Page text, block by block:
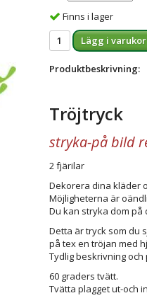
Finns i lager
Lägg i
Produktbeskrivning:
Tröjtryck
stryka-på bild
2 fjärilar
Dekorera dina kläder
Möjligheterna är
Du kan stryka dom
Detta är tryck som du
på tex en tröjan med
Tydlig beskrivning
60 graders tvätt.
Tvätta plagget ut-och